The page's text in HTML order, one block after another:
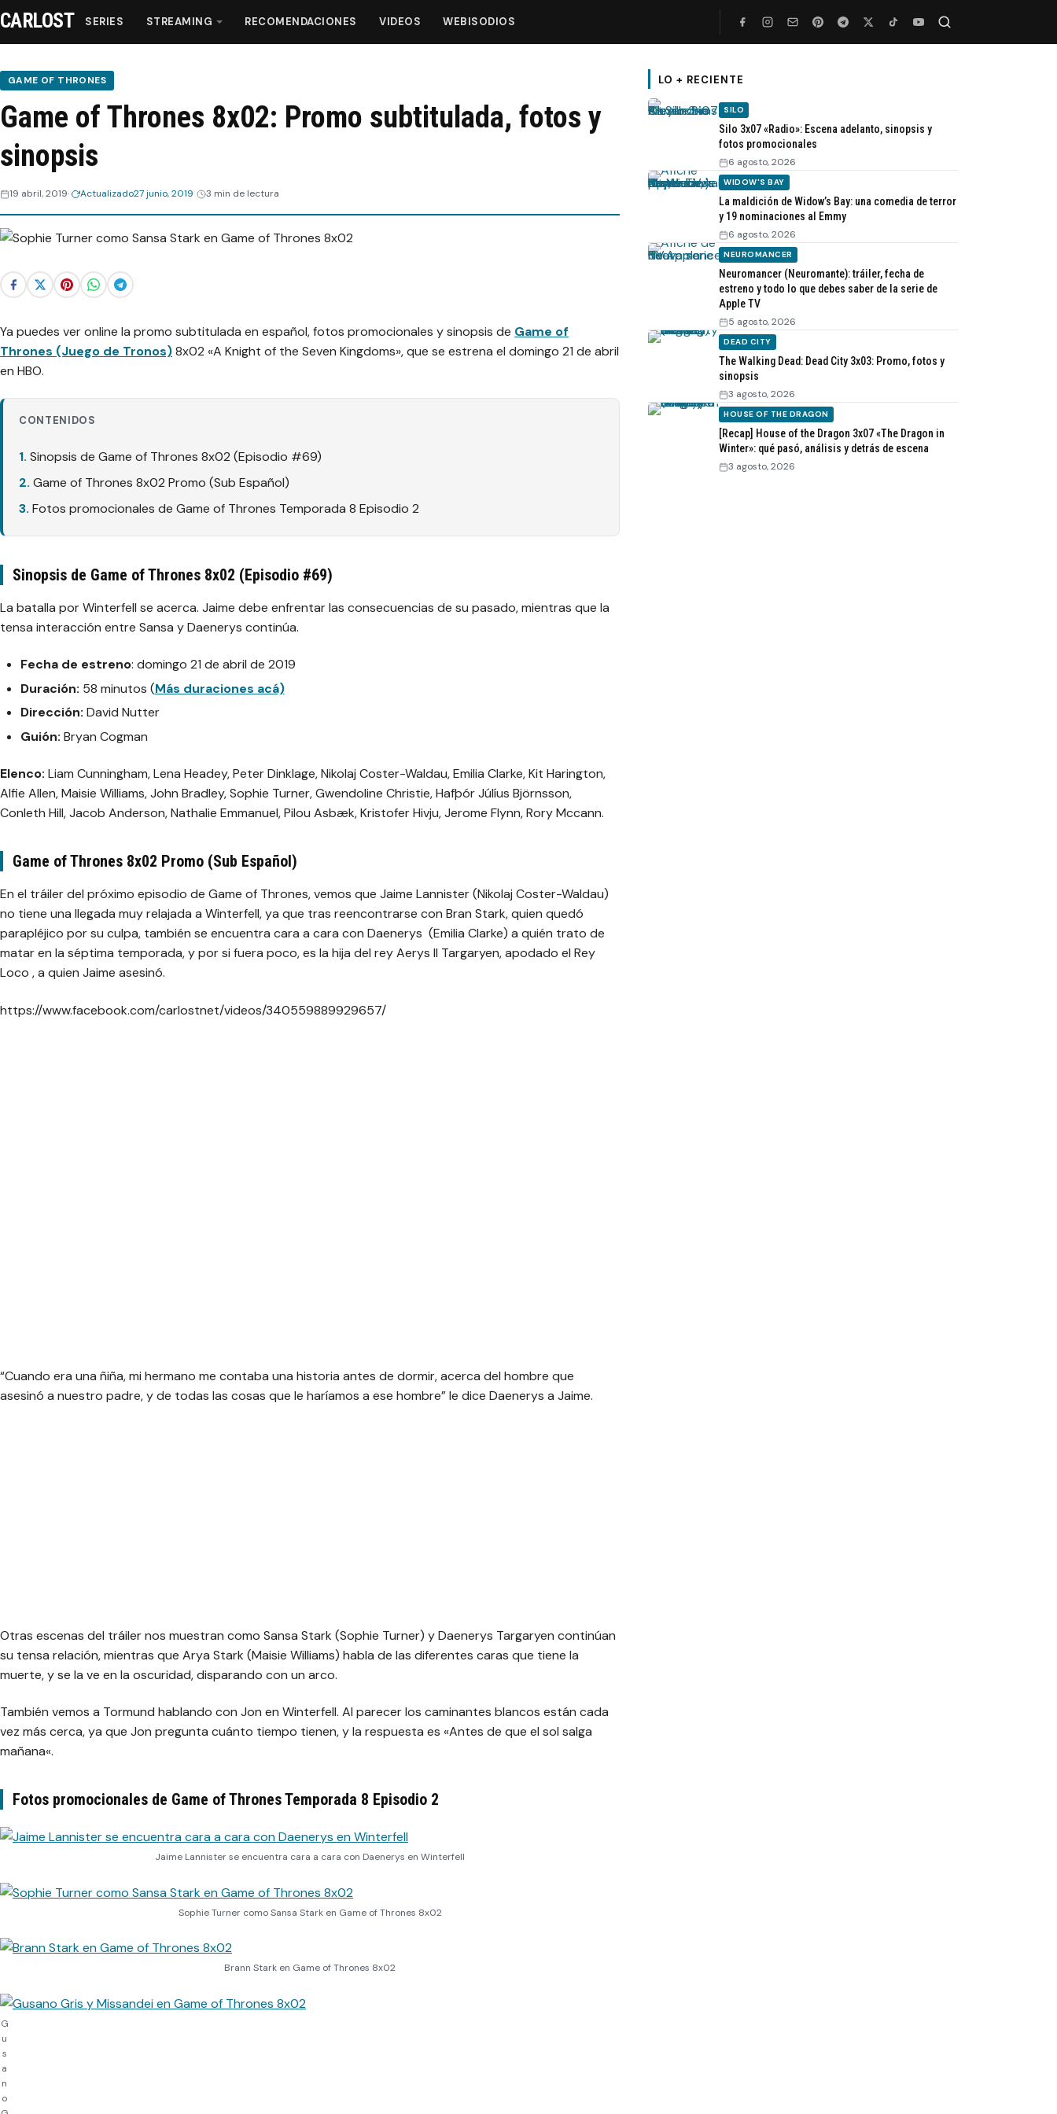
Series
Streaming
Videos
Webisodios
CARLOST SERIES STREAMING RECOMENDACIONES VIDEOS WEBISODIOS
GAME OF THRONES
Game of Thrones 8x02: Promo subtitulada, fotos y
sinopsis
19 abril, 2019 Actualizado27 junio, 2019 3 min de lectura
Ya puedes ver online la promo subtitulada en español, fotos promocionales y sinopsis de Game of
Thrones (Juego de Tronos)8x02 «A Knight of the Seven Kingdoms», que se estrena el domingo 21 de abril
en HBO.
CONTENIDOS
Sinopsis de Game of Thrones 8x02 (Episodio #69)
Game of Thrones 8x02 Promo (Sub Español)
Fotos promocionales de Game of Thrones Temporada 8 Episodio 2
Sinopsis de Game of Thrones 8x02 (Episodio #69)
La batalla por Winterfell se acerca. Jaime debe enfrentar las consecuencias de su pasado, mientras que la
tensa interacción entre Sansa y Daenerys continúa.
Fecha de estreno: domingo 21 de abril de 2019
Duración: 58 minutos (Más duraciones acá)
Dirección: David Nutter
Guión: Bryan Cogman
Elenco: Liam Cunningham, Lena Headey, Peter Dinklage, Nikolaj Coster-Waldau, Emilia Clarke, Kit Harington,
Alfie Allen, Maisie Williams, John Bradley, Sophie Turner, Gwendoline Christie, Hafþór Júlíus Björnsson,
Conleth Hill, Jacob Anderson, Nathalie Emmanuel, Pilou Asbæk, Kristofer Hivju, Jerome Flynn, Rory Mccann.
Game of Thrones 8x02 Promo (Sub Español)
En el tráiler del próximo episodio de Game of Thrones, vemos que Jaime Lannister (Nikolaj Coster-Waldau)
no tiene una llegada muy relajada a Winterfell, ya que tras reencontrarse con Bran Stark, quien quedó
parapléjico por su culpa, también se encuentra cara a cara con Daenerys (Emilia Clarke) a quién trato de
matar en la séptima temporada, y por si fuera poco, es la hija del rey Aerys II Targaryen, apodado el Rey
Loco , a quien Jaime asesinó.
https://www.facebook.com/carlostnet/videos/340559889929657/
“Cuando era una ñiña, mi hermano me contaba una historia antes de dormir, acerca del hombre que
asesinó a nuestro padre, y de todas las cosas que le haríamos a ese hombre”le dice Daenerys a Jaime.
Otras escenas del tráiler nos muestran como Sansa Stark (Sophie Turner) y Daenerys Targaryen continúan
su tensa relación, mientras que Arya Stark (Maisie Williams) habla de las diferentes caras que tiene la
muerte, y se la ve en la oscuridad, disparando con un arco.
También vemos a Tormund hablando con Jon en Winterfell. Al parecer los caminantes blancos están cada
vez más cerca, ya que Jon pregunta cuánto tiempo tienen, y la respuesta es «Antes de que el sol salga
mañana«.
Fotos promocionales de Game of Thrones Temporada 8 Episodio 2
Jaime Lannister se encuentra cara a cara con Daenerys en Winterfell
Sophie Turner como Sansa Stark en Game of Thrones 8x02
Brann Stark en Game of Thrones 8x02
G
u
s
a
n
o
LO + RECIENTE
SILO
Silo 3x07 «Radio»: Escena adelanto, sinopsis y
fotos promocionales
6 agosto, 2026
WIDOW'S BAY
La maldición de Widow’s Bay: una comedia de terror
y 19 nominaciones al Emmy
6 agosto, 2026
NEUROMANCER
Neuromancer (Neuromante): tráiler, fecha de
estreno y todo lo que debes saber de la serie de
Apple TV
5 agosto, 2026
DEAD CITY
The Walking Dead: Dead City 3x03: Promo, fotos y
sinopsis
3 agosto, 2026
HOUSE OF THE DRAGON
[Recap] House of the Dragon 3x07 «The Dragon in
Winter»: qué pasó, análisis y detrás de escena
3 agosto, 2026